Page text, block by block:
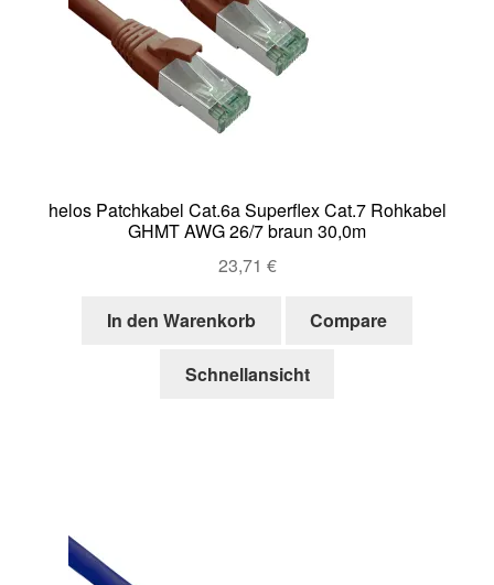
helos Patchkabel Cat.6a Superflex Cat.7 Rohkabel
GHMT AWG 26/7 braun 30,0m
23,71 €
In den Warenkorb Compare
Schnellansicht